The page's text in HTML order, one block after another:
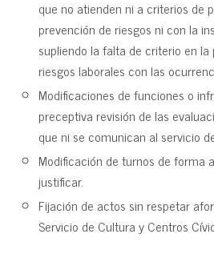
que no atienden ni a criterios de
prevención de riesgos ni con la
supliendo la falta de criterio en la
riesgos laborales con las
Modificaciones de funciones o
preceptiva revisión de las
que ni se comunican al servicio
Modificación de turnos de forma
justificar.
Fijación de actos sin respetar
Servicio de Cultura y Centros